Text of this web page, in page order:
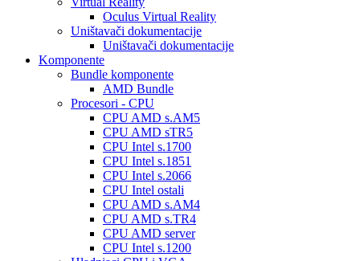
Oculus Virtual Reality
Uništavači dokumentacije
Uništavači dokumentacije
Komponente
Bundle komponente
AMD Bundle
Procesori - CPU
CPU AMD s.AM5
CPU AMD sTR5
CPU Intel s.1700
CPU Intel s.1851
CPU Intel s.2066
CPU Intel ostali
CPU AMD s.AM4
CPU AMD s.TR4
CPU AMD server
CPU Intel s.1200